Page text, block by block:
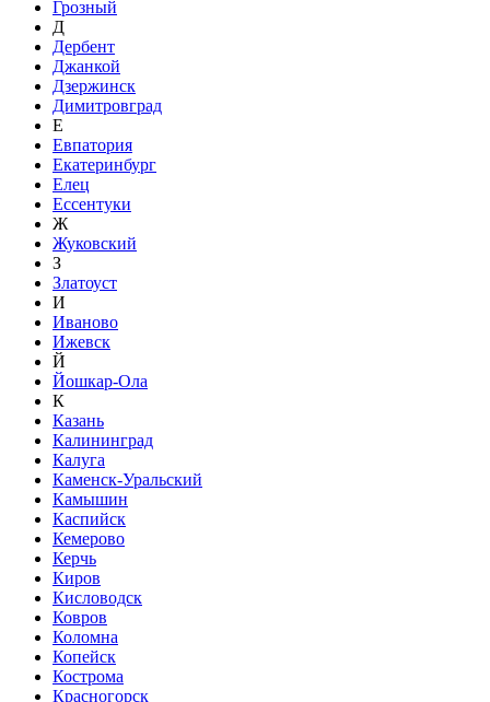
Грозный
Д
Дербент
Джанкой
Дзержинск
Димитровград
Е
Евпатория
Екатеринбург
Елец
Ессентуки
Ж
Жуковский
З
Златоуст
И
Иваново
Ижевск
Й
Йошкар-Ола
К
Казань
Калининград
Калуга
Каменск-Уральский
Камышин
Каспийск
Кемерово
Керчь
Киров
Кисловодск
Ковров
Коломна
Копейск
Кострома
Красногорск